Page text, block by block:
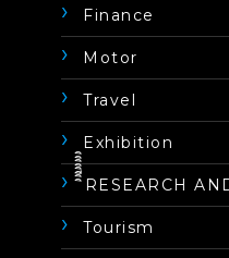
Finance
Motor
Travel
Exhibition
RESEARCH
Tourism